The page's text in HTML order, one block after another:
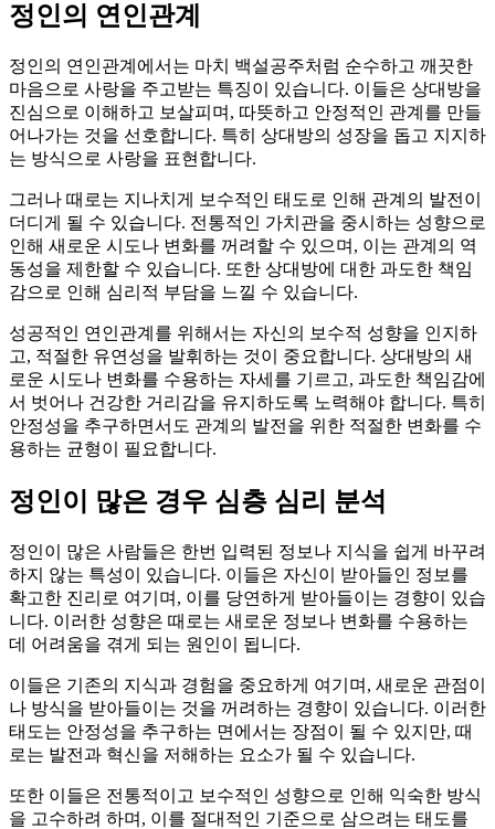
정인의 연인관계
정인의 연인관계에서는 마치 백설공주처럼 순수하고 깨끗한
마음으로 사랑을 주고받는 특징이 있습니다. 이들은 상대방을
진심으로 이해하고 보살피며, 따뜻하고 안정적인 관계를 만들
어나가는 것을 선호합니다. 특히 상대방의 성장을 돕고 지지하
는 방식으로 사랑을 표현합니다.
그러나 때로는 지나치게 보수적인 태도로 인해 관계의 발전이
더디게 될 수 있습니다. 전통적인 가치관을 중시하는 성향으로
인해 새로운 시도나 변화를 꺼려할 수 있으며, 이는 관계의 역
동성을 제한할 수 있습니다. 또한 상대방에 대한 과도한 책임
감으로 인해 심리적 부담을 느낄 수 있습니다.
성공적인 연인관계를 위해서는 자신의 보수적 성향을 인지하
고, 적절한 유연성을 발휘하는 것이 중요합니다. 상대방의 새
로운 시도나 변화를 수용하는 자세를 기르고, 과도한 책임감에
서 벗어나 건강한 거리감을 유지하도록 노력해야 합니다. 특히
안정성을 추구하면서도 관계의 발전을 위한 적절한 변화를 수
용하는 균형이 필요합니다.
정인이 많은 경우 심층 심리 분석
정인이 많은 사람들은 한번 입력된 정보나 지식을 쉽게 바꾸려
하지 않는 특성이 있습니다. 이들은 자신이 받아들인 정보를
확고한 진리로 여기며, 이를 당연하게 받아들이는 경향이 있습
니다. 이러한 성향은 때로는 새로운 정보나 변화를 수용하는
데 어려움을 겪게 되는 원인이 됩니다.
이들은 기존의 지식과 경험을 중요하게 여기며, 새로운 관점이
나 방식을 받아들이는 것을 꺼려하는 경향이 있습니다. 이러한
태도는 안정성을 추구하는 면에서는 장점이 될 수 있지만, 때
로는 발전과 혁신을 저해하는 요소가 될 수 있습니다.
또한 이들은 전통적이고 보수적인 성향으로 인해 익숙한 방식
을 고수하려 하며, 이를 절대적인 기준으로 삼으려는 태도를